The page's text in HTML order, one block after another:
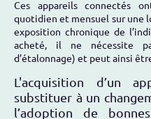
Ces appareils connectés
quotidien et mensuel sur une
exposition chronique de
acheté, il ne nécessite
d’étalonnage) et peut ainsi
L'acquisition d’un
substituer à un
l’adoption de